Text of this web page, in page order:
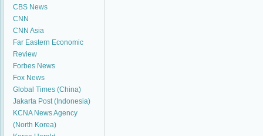
CBS News
CNN
CNN Asia
Far Eastern Economic
Review
Forbes News
Fox News
Global Times (China)
Jakarta Post (Indonesia)
KCNA News Agency
(North Korea)